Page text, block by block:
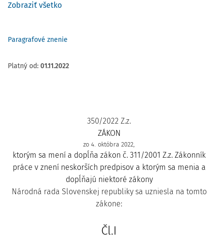
Zobraziť všetko
Paragrafové znenie
Platný od: 01.11.2022
350/2022 Z.z.
ZÁKON
zo 4. októbra 2022,
ktorým sa mení a dopĺňa zákon č. 311/2001 Z.z. Zákonník
práce v znení neskorších predpisov a ktorým sa menia a
dopĺňajú niektoré zákony
Národná rada Slovenskej republiky sa uzniesla na tomto
zákone:
Čl.I